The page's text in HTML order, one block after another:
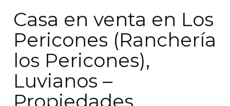
Casa en venta en Los
Pericones (Ranchería
los Pericones),
Luvianos –
Propiedades